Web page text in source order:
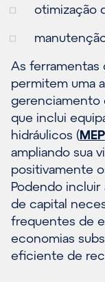
otimização
As ferramentas
permitem uma
gerenciamento
que inclui
hidráulicos (MEP
ampliando sua
positivamente
Podendo
de capital
frequentes de
economias
eficiente de